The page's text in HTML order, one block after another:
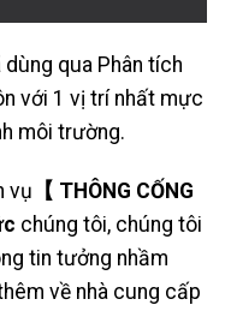
qua Phân tích
với 1 vị trí nhất mực
môi trường.
vụ 【 THÔNG CỐNG
chúng tôi, chúng tôi
tin tưởng nhầm
về nhà cung cấp